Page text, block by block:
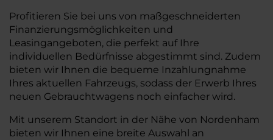
Profitieren Sie bei uns von maßgeschneiderten
Finanzierungsmöglichkeiten und
Leasingangeboten, die perfekt auf Ihre
individuellen Bedürfnisse abgestimmt sind. Zudem
bieten wir Ihnen die bequeme Inzahlungnahme
Ihres aktuellen Fahrzeugs, sodass der Erwerb Ihres
neuen Gebrauchtwagens noch einfacher wird.
Mit unserem Standort in der Nähe von Nordenham
bieten wir Ihnen eine breite Auswahl an